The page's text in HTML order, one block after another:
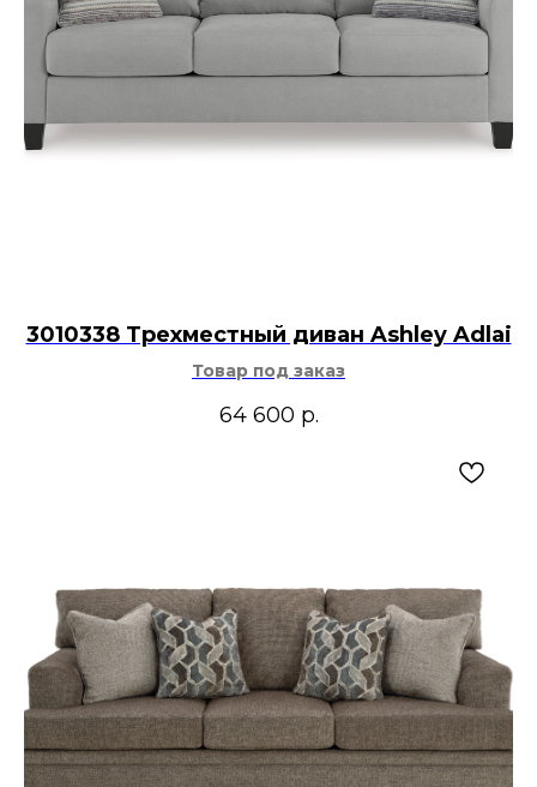
3010338 Трехместный диван Ashley Adlai
Товар под заказ
64 600 р.